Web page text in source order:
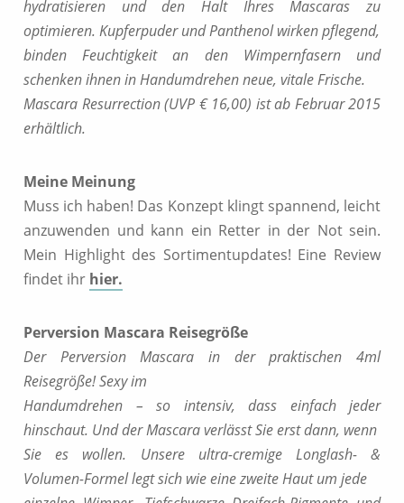
hydratisieren und den Halt Ihres Mascaras zu
optimieren. Kupferpuder und Panthenol wirken pflegend,
binden Feuchtigkeit an den Wimpernfasern und
schenken ihnen in Handumdrehen neue, vitale Frische.
Mascara Resurrection (UVP € 16,00) ist ab Februar 2015
erhältlich.
Meine Meinung
Muss ich haben! Das Konzept klingt spannend, leicht
anzuwenden und kann ein Retter in der Not sein.
Mein Highlight des Sortimentupdates! Eine Review
findet ihr hier.
Perversion Mascara Reisegröße
Der Perversion Mascara in der praktischen 4ml
Reisegröße! Sexy im
Handumdrehen – so intensiv, dass einfach jeder
hinschaut. Und der Mascara verlässt Sie erst dann, wenn
Sie es wollen. Unsere ultra-cremige Longlash- &
Volumen-Formel legt sich wie eine zweite Haut um jede